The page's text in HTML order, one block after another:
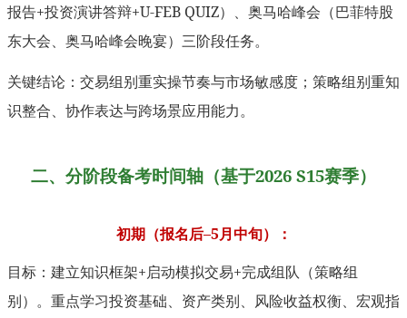
报告+投资演讲答辩+U-FEB QUIZ）、奥马哈峰会（巴菲特股
东大会、奥马哈峰会晚宴）三阶段任务。
关键结论：交易组别重实操节奏与市场敏感度；策略组别重知
识整合、协作表达与跨场景应用能力。
二、分阶段备考时间轴（基于2026 S15赛季）
初期（报名后–5月中旬）：
目标：建立知识框架+启动模拟交易+完成组队（策略组
别）。重点学习投资基础、资产类别、风险收益权衡、宏观指